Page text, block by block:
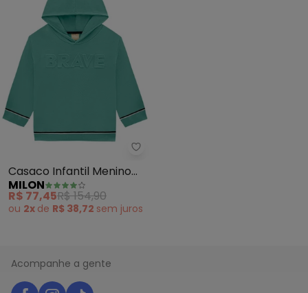
Milon - Casaco Infantil Menino
Casaco Infantil Menino
Lettering (Verde)
MILON
R$ 77,45R$ 154,90
ou 2x de R$ 38,72 sem juros
Acompanhe a gente